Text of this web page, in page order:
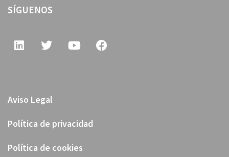
SÍGUENOS
Aviso Legal
Política de privacidad
Política de cookies